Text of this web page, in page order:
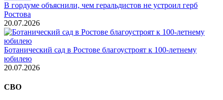
В гордуме объяснили, чем геральдистов не устроил герб
Ростова
20.07.2026
Ботанический сад в Ростове благоустроят к 100-летнему
юбилею
20.07.2026
СВО